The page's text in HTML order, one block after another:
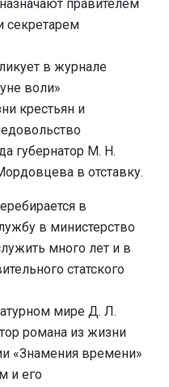
правителем
секретарем
в журнале
воли»
крестьян и
губернатор М. Н.
в отставку.
в
в министерство
много лет и в
статского
мире Д. Л.
романа из жизни
«Знамения времени»
и его